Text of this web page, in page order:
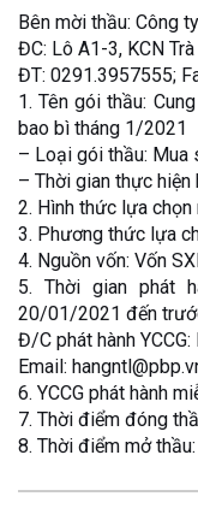
Bên mời thầu: Công
ĐC: Lô A1-3, KCN Trà
ĐT: 0291.3957555;
1. Tên gói thầu:
bao bì tháng 1/2021
– Loại gói thầu: Mua
– Thời gian thực
2. Hình thức lựa chọn
3. Phương thức lựa
4. Nguồn vốn: Vốn
5. Thời gian phát
20/01/2021 đến
Đ/C phát hành
Email:
6. YCCG phát hành
7. Thời điểm đóng
8. Thời điểm mở